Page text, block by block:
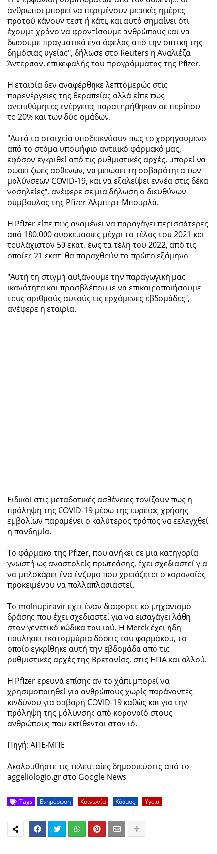
άνθρωποι μπορεί να περιμένουν μερικές ημέρες
προτού κάνουν τεστ ή κάτι, και αυτό σημαίνει ότι
έχουμε χρόνο να φροντίσουμε ανθρώπους και να
δώσουμε πραγματικά ένα όφελος από την οπτική της
δημόσιας υγείας", δήλωσε στο Reuters η Αναλιέζα
Άντερσον, επικεφαλής του προγράμματος της Pfizer.
Η εταιρία δεν αναφέρθηκε λεπτομερώς στις
παρενέργειες της θεραπείας αλλά είπε πως
ανεπιθύμητες ενέργειες παρατηρήθηκαν σε περίπου
το 20% και των δύο ομάδων.
"Αυτά τα στοιχεία υποδεικνύουν πως το χορηγούμενο
από το στόμα υποψήφιο αντιιικό φάρμακό μας,
εφόσον εγκριθεί από τις ρυθμιστικές αρχές, μπορεί να
σώσει ζωές ασθενών, να μειώσει τη σοβαρότητα των
μολύνσεων COVID-19, και να εξαλείψει εννέα στις δέκα
νοσηλείες", ανέφερε σε μια δήλωση ο διευθύνων
σύμβουλος της Pfizer Άλμπερτ Μπουρλά.
H Pfizer είπε πως αναμένει να παραγάγει περισσότερες
από 180.000 συσκευασίες μέχρι το τέλος του 2021 και
τουλάχιστον 50 εκατ. έως τα τέλη του 2022, από τις
οποίες 21 εκατ. θα παραχθούν το πρώτο εξάμηνο.
"Αυτή τη στιγμή αυξάνουμε την παραγωγική μας
ικανότητα και προσβλέπουμε να επικαιροποιήσουμε
τους αριθμούς αυτούς τις ερχόμενες εβδομάδες",
ανέφερε η εταιρία.
Ειδικοί στις μεταδοτικές ασθένειες τονίζουν πως η
πρόληψη της COVID-19 μέσω της ευρείας χρήσης
εμβολίων παραμένει ο καλύτερος τρόπος να εελεγχθεί
η πανδημία.
Το φάρμακο της Pfizer, που ανήκει σε μια κατηγορία
γνωστή ως αναστολείς πρωτεάσης, έχει σχεδιαστεί για
να μπλοκάρει ένα ένζυμο που χρειάζεται ο κορονοϊός
προκειμένου να πολλαπλασιαστεί.
Το molnupiravir έχει έναν διαφορετικό μηχανισμό
δράσης που έχει σχεδιαστεί για να εισαγάγει λάθη
στον γενετικό κώδικα του ιού. Η Merck έχει ήδη
πουλήσει εκατομμύρια δόσεις του φαρμάκου, το
οποίο εγκρίθηκε αυτή την εβδομάδα από τις
ρυθμιστικές αρχές της Βρετανίας, στις ΗΠΑ και αλλού.
Η Pfizer ερευνά επίσης αν το χάπι μπορεί να
χρησιμοποιηθεί για ανθρώπους χωρίς παράγοντες
κινδύνου για σοβαρή COVID-19 καθώς και για την
πρόληψη της μόλυνσης από κορονοϊό στους
ανθρώπους που εκτίθενται στον ιό.
Πηγή: ΑΠΕ-ΜΠΕ
Ακολουθήστε τις τελευταίες δημοσιεύσεις από το
aggeliologio.gr στο Google News
Tags Ενημέρωση Κοινωνία Κόσμος Υγεία